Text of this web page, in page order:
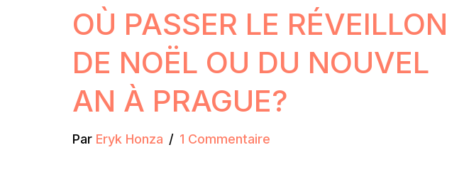
OÙ PASSER LE RÉVEILLON
DE NOËL OU DU NOUVEL
AN À PRAGUE?
Par Eryk Honza 1 Commentaire